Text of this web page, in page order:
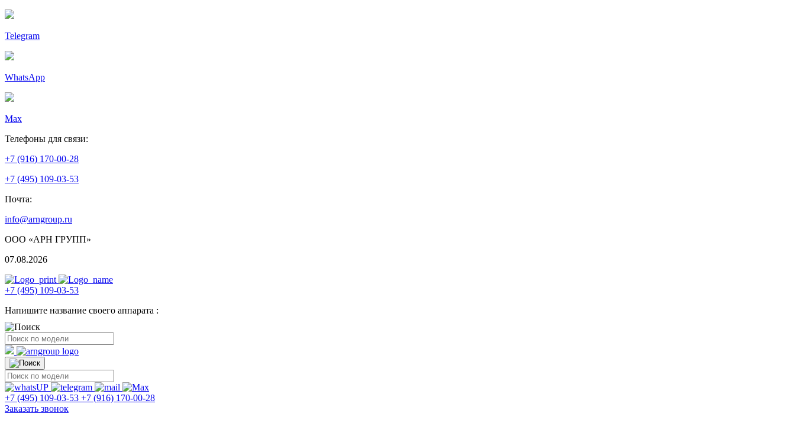
Telegram
WhatsApp
Max
Телефоны для связи:
+7 (916) 170-00-28
+7 (495) 109-03-53
Почта:
info@arngroup.ru
ООО «АРН ГРУПП»
07.08.2026
+7 (495) 109-03-53
Напишите название своего аппарата :
+7 (495) 109-03-53 +7 (916) 170-00-28
Заказать звонок